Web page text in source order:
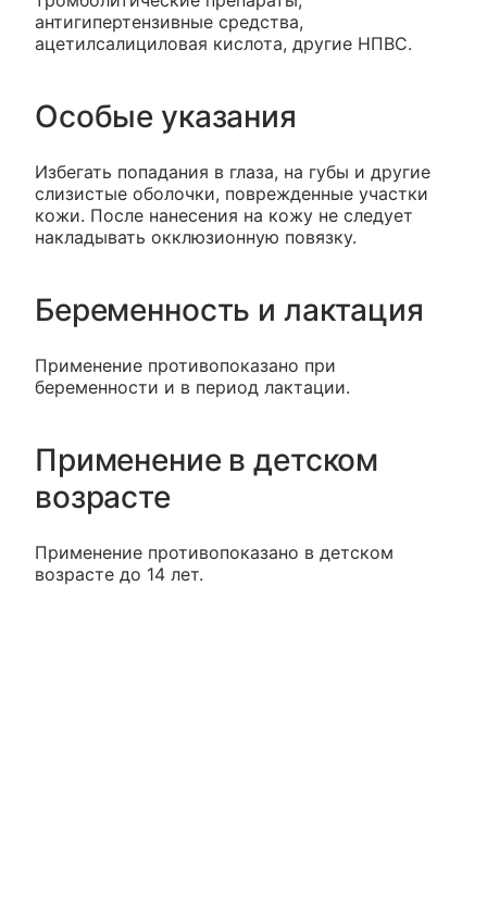
антигипертензивные средства,
ацетилсалициловая кислота, другие НПВС.
Особые указания
Избегать попадания в глаза, на губы и другие
слизистые оболочки, поврежденные участки
кожи. После нанесения на кожу не следует
накладывать окклюзионную повязку.
Беременность и лактация
Применение противопоказано при
беременности и в период лактации.
Применение в детском
возрасте
Применение противопоказано в детском
возрасте до 14 лет.